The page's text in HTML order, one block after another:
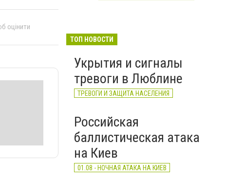
оцінити
ТОП НОВОСТИ
Укрытия и сигналы
тревоги в Люблине
ТРЕВОГИ И ЗАЩИТА НАСЕЛЕНИЯ
Российская
баллистическая атака
на Киев
01.08 - НОЧНАЯ АТАКА НА КИЕВ